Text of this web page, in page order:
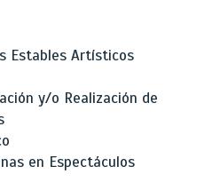
Estables Artísticos
y/o Realización de
en Espectáculos